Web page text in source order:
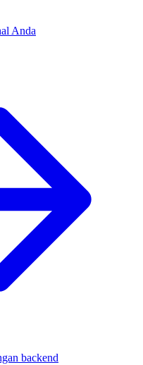
Anda
backend